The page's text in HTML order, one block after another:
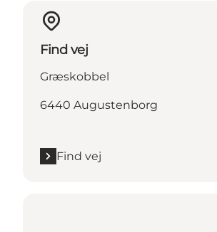
Find vej
Græskobbel
6440 Augustenborg
Find vej